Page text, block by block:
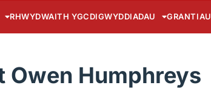
RHWYDWAITH YGCDIGWYDDIADAU GRANTIAU
Owen Humphreys